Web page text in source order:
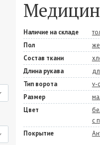
Наличие на складе
Пол
Состав ткани
Длина рукава
Тип ворота
v-
Размер
Цвет
с
Покрытие